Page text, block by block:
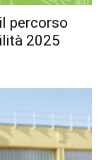
percorso
2025